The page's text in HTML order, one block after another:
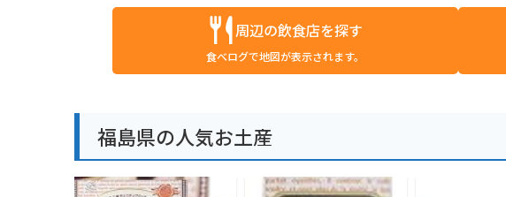
周辺の飲食店を探す
食べログで地図が表示されます。
福島県の人気お土産